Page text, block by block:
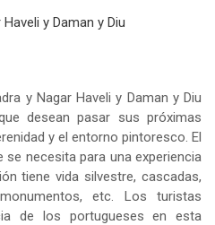
y Nagar Haveli y Daman y Diu
desean pasar sus próximas
y el entorno pintoresco. El
necesita para una experiencia
tiene vida silvestre, cascadas,
etc. Los turistas
de los portugueses en esta